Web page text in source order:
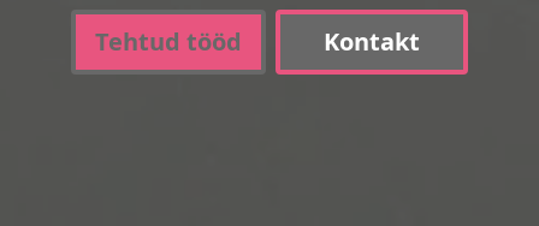
Tehtud tööd Kontakt